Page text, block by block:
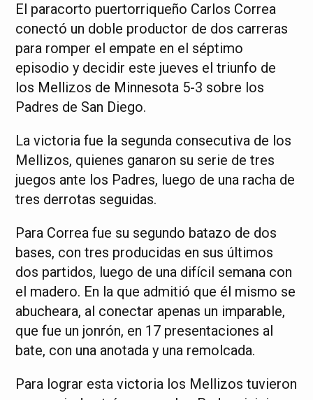
El paracorto puertorriqueño Carlos Correa
conectó un doble productor de dos carreras
para romper el empate en el séptimo
episodio y decidir este jueves el triunfo de
los Mellizos de Minnesota 5-3 sobre los
Padres de San Diego.
La victoria fue la segunda consecutiva de los
Mellizos, quienes ganaron su serie de tres
juegos ante los Padres, luego de una racha de
tres derrotas seguidas.
Para Correa fue su segundo batazo de dos
bases, con tres producidas en sus últimos
dos partidos, luego de una difícil semana con
el madero. En la que admitió que él mismo se
abucheara, al conectar apenas un imparable,
que fue un jonrón, en 17 presentaciones al
bate, con una anotada y una remolcada.
Para lograr esta victoria los Mellizos tuvieron